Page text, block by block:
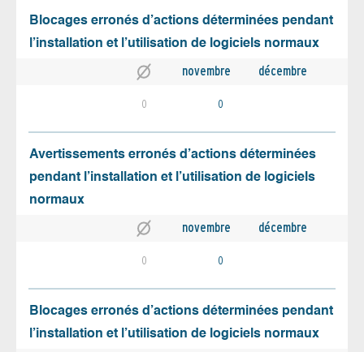
Blocages erronés d’actions déterminées pendant
l’installation et l’utilisation de logiciels normaux
novembre décembre
0 0
Avertissements erronés d’actions déterminées
pendant l’installation et l’utilisation de logiciels
normaux
novembre décembre
0 0
Blocages erronés d’actions déterminées pendant
l’installation et l’utilisation de logiciels normaux